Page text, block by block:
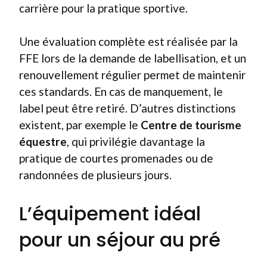
carrière pour la pratique sportive.
Une évaluation complète est réalisée par la
FFE lors de la demande de labellisation, et un
renouvellement régulier permet de maintenir
ces standards. En cas de manquement, le
label peut être retiré. D’autres distinctions
existent, par exemple le Centre de tourisme
équestre, qui privilégie davantage la
pratique de courtes promenades ou de
randonnées de plusieurs jours.
L’équipement idéal
pour un séjour au pré